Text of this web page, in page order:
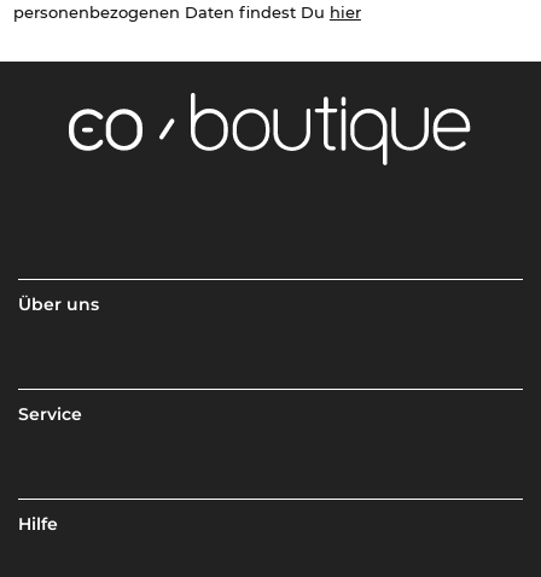
personenbezogenen Daten findest Du hier
Über uns
Service
Hilfe